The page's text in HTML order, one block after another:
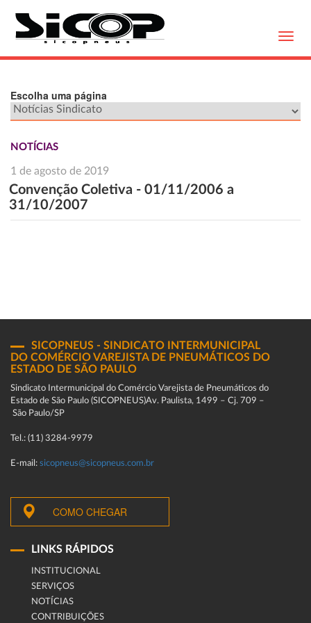
Escolha uma página
NOTÍCIAS
1 de agosto de 2019
Convenção Coletiva - 01/11/2006 a
31/10/2007
SICOPNEUS - SINDICATO INTERMUNICIPAL
DO COMÉRCIO VAREJISTA DE PNEUMÁTICOS DO
ESTADO DE SÃO PAULO
Sindicato Intermunicipal do Comércio Varejista de Pneumáticos do
Estado de São Paulo (SICOPNEUS)Av. Paulista, 1499 – Cj. 709 –
São Paulo/SP
Tel.: (11) 3284-9979
E-mail: sicopneus@sicopneus.com.br
COMO CHEGAR
LINKS RÁPIDOS
INSTITUCIONAL
SERVIÇOS
NOTÍCIAS
CONTRIBUIÇÕES